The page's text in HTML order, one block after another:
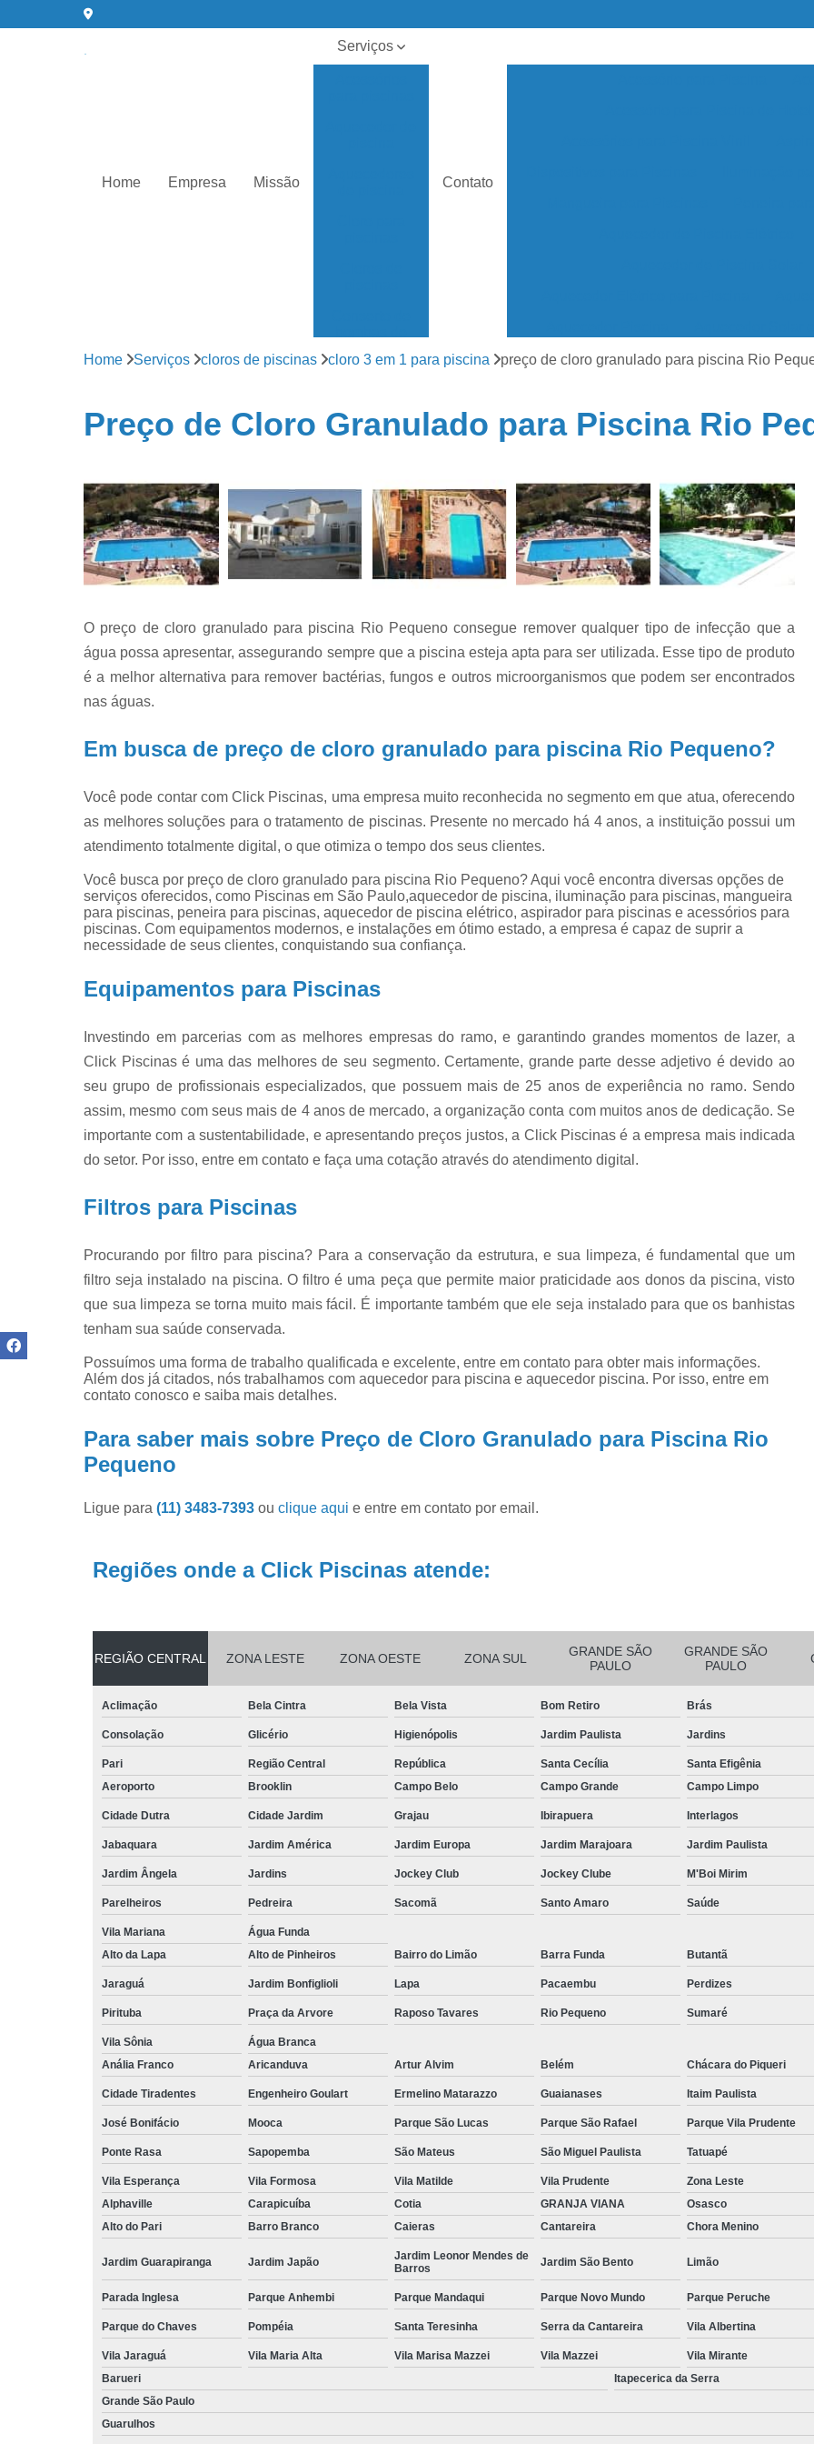
Home Empresa Missão
Serviços
Filtros para
piscinas
Iluminação de
piscina
Limpeza de
manutenção
de piscinas
Limpezas de
de piscinas
para piscinas
Produtos para
limpar piscina
piscinas
Reparo de
filtros de
piscina
Contato
Aquecedor Solar Piscina
Aquecedor de
Aquecedor Piscina Fibra
Aquecedor
Cloro para Piscina 10kg
Cloro para
Cloro para Piscina 9000 Litros
Cloro para
Cloro para Piscina Fechada
Cloro para
Cloro 3 em 1 para Piscina
Cloro Líquido para Piscina
Cloro para
Cloro
Conserto
Conserto
Conserto de Motobomba
Conserto de Pressurizador de água
Aquecedor para Piscinas
Bombas para
Equipamentos para Aspirar Piscina
Equipamentos para Piscina
Filtro de Poliéster para Piscina
Filtro
Filtro para Piscina de Fibra
Filtro para
Filtro para Piscina
Filtro para Piscina
Filtro para Piscina Completo
Filtro para Piscina Tipo a
Iluminação
Iluminação de Piscina de Fibra
Iluminação de Piscina Led
Iluminação Piscina Externa
Limpeza de Piscina de
Manutenção de Piscinas
Manutenção para Piscina em
Limpeza de Piscina com Ozônio
Limpeza de Piscina para
Limpeza de Piscina Pós Obra
Limpeza
Limpeza do Filtro da Piscina
Consertar Piscina
Conserto
Manutenção e Reforma de Piscinas
Manutenção Piscina
Manutenção
Manutenção Bomba Piscina
Manutenção de Filtro de Piscina
Manutenção de Piscina de Vinil
Manutenção Filtro de Piscina
Produto 3 em 1 para Limpar Piscina
Produto para Limpar água de Piscina de
Produto para Limpar Borda de Piscina
Produto para Limpar Piscina
Produto para Limpar Piscina de Fibra
Produto para Limpar Piscina Rápido
Produto para Piscina
Produto Químico para Piscina
Produtos para Piscina de Academia
Reparo de
Home Serviços cloros de piscinas cloro 3 em 1 para piscina preço de cloro granulado para piscina Rio
Preço de Cloro Granulado para Piscina Rio
O preço de cloro granulado para piscina Rio Pequeno consegue remover qualquer tipo de infecção que a
água possa apresentar, assegurando sempre que a piscina esteja apta para ser utilizada. Esse tipo de produto
é a melhor alternativa para remover bactérias, fungos e outros microorganismos que podem ser encontrados
nas águas.
Em busca de preço de cloro granulado para piscina Rio Pequeno?
Você pode contar com Click Piscinas, uma empresa muito reconhecida no segmento em que atua, oferecendo
as melhores soluções para o tratamento de piscinas. Presente no mercado há 4 anos, a instituição possui um
atendimento totalmente digital, o que otimiza o tempo dos seus clientes.
Você busca por preço de cloro granulado para piscina Rio Pequeno? Aqui você encontra diversas opções de
serviços oferecidos, como Piscinas em São Paulo,aquecedor de piscina, iluminação para piscinas, mangueira
para piscinas, peneira para piscinas, aquecedor de piscina elétrico, aspirador para piscinas e acessórios para
piscinas. Com equipamentos modernos, e instalações em ótimo estado, a empresa é capaz de suprir a
necessidade de seus clientes, conquistando sua confiança.
Equipamentos para Piscinas
Investindo em parcerias com as melhores empresas do ramo, e garantindo grandes momentos de lazer, a
Click Piscinas é uma das melhores de seu segmento. Certamente, grande parte desse adjetivo é devido ao
seu grupo de profissionais especializados, que possuem mais de 25 anos de experiência no ramo. Sendo
assim, mesmo com seus mais de 4 anos de mercado, a organização conta com muitos anos de dedicação. Se
importante com a sustentabilidade, e apresentando preços justos, a Click Piscinas é a empresa mais indicada
do setor. Por isso, entre em contato e faça uma cotação através do atendimento digital.
Filtros para Piscinas
Procurando por filtro para piscina? Para a conservação da estrutura, e sua limpeza, é fundamental que um
filtro seja instalado na piscina. O filtro é uma peça que permite maior praticidade aos donos da piscina, visto
que sua limpeza se torna muito mais fácil. É importante também que ele seja instalado para que os banhistas
tenham sua saúde conservada.
Possuímos uma forma de trabalho qualificada e excelente, entre em contato para obter mais informações.
Além dos já citados, nós trabalhamos com aquecedor para piscina e aquecedor piscina. Por isso, entre em
contato conosco e saiba mais detalhes.
Para saber mais sobre Preço de Cloro Granulado para Piscina Rio
Pequeno
Ligue para (11) 3483-7393 ou clique aqui e entre em contato por email.
Regiões onde a Click Piscinas atende:
REGIÃO CENTRAL ZONA LESTE ZONA OESTE ZONA SUL
GRANDE SÃO
PAULO
GRANDE SÃO
PAULO
Aclimação Bela Cintra Bela Vista Bom Retiro Brás
Consolação Glicério Higienópolis Jardim Paulista Jardins
Pari Região Central República Santa Cecília Santa Efigênia
Aeroporto
Brooklin Campo Belo Campo Grande Campo Limpo
Cidade Dutra Cidade Jardim Grajau Ibirapuera Interlagos
Jabaquara Jardim América Jardim Europa Jardim Marajoara Jardim Paulista
Jardim Ângela Jardins Jockey Club Jockey Clube M'Boi Mirim
Parelheiros Pedreira Sacomã Santo Amaro Saúde
Vila Mariana
Água Funda
Alto da Lapa
Alto de Pinheiros Bairro do Limão Barra Funda Butantã
Jaraguá Jardim Bonfiglioli Lapa Pacaembu Perdizes
Pirituba Praça da Arvore Raposo Tavares Rio Pequeno Sumaré
Vila Sônia
Água Branca
Anália Franco
Aricanduva Artur Alvim Belém Chácara do Piqueri
Cidade Tiradentes Engenheiro Goulart Ermelino Matarazzo Guaianases Itaim Paulista
José Bonifácio Mooca Parque São Lucas Parque São Rafael Parque Vila Prudente
Ponte Rasa Sapopemba São Mateus São Miguel Paulista Tatuapé
Vila Esperança Vila Formosa Vila Matilde Vila Prudente Zona Leste
Alphaville
Carapicuíba Cotia GRANJA VIANA Osasco
Alto do Pari
Barro Branco Caieras Cantareira Chora Menino
Jardim Guarapiranga Jardim Japão
Jardim Leonor Mendes de
Barros
Jardim São Bento Limão
Parada Inglesa Parque Anhembi Parque Mandaqui Parque Novo Mundo Parque Peruche
Parque do Chaves Pompéia Santa Teresinha Serra da Cantareira Vila Albertina
Vila Jaraguá Vila Maria Alta Vila Marisa Mazzei Vila Mazzei Vila Mirante
Barueri
Itapecerica da Serra
Grande São Paulo
Guarulhos